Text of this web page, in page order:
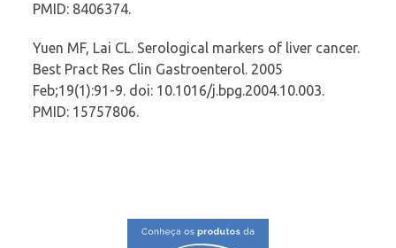
PMID: 8406374.
Yuen MF, Lai CL. Serological markers of liver cancer.
Best Pract Res Clin Gastroenterol. 2005
Feb;19(1):91-9. doi: 10.1016/j.bpg.2004.10.003.
PMID: 15757806.